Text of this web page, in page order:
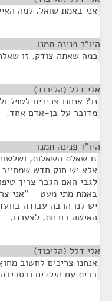
אני באמת שואל. למה
היו"ר פנינה תמנו
כמה שאתה צודק. זו
אלי דלל (הליכוד)
נו? אנחנו צריכים לטפל
מדובר על בן-אדם אחד.
היו"ר פנינה תמנו
זו שאלת השאלות,
אלא יש חוק חדש
לגבי האם הגבר צריך
באמת מתי מעט – "אני
יש לנו הרבה עבודה
האישה בורחת, לצערנו.
אלי דלל (הליכוד)
אנחנו צריכים לחשוב
בבית עם הילדים